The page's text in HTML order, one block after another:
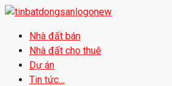
Nhà đất bán
Nhà đất cho thuê
Dự án
Tin tức…